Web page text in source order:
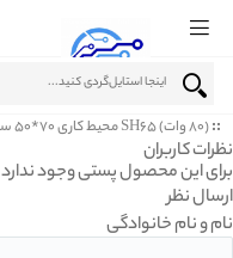
(80 وات) SH65 محیط کاری 70*50 سانتیمتر
نظرات کاربران
برای این محصول پستی وجود ندارد
ارسال نظر
نام و نام خانوادگی